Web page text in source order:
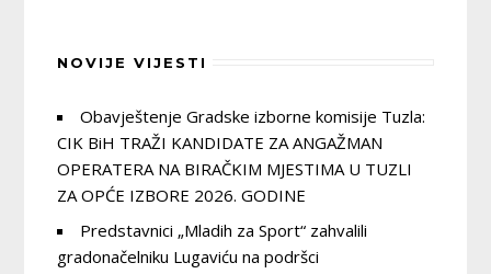
NOVIJE VIJESTI
Obavještenje Gradske izborne komisije Tuzla:
CIK BiH TRAŽI KANDIDATE ZA ANGAŽMAN
OPERATERA NA BIRAČKIM MJESTIMA U TUZLI
ZA OPĆE IZBORE 2026. GODINE
Predstavnici „Mladih za Sport“ zahvalili
gradonačelniku Lugaviću na podršci